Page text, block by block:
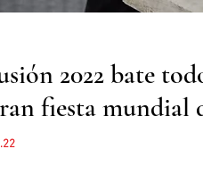
2022 bate
fiesta mundial